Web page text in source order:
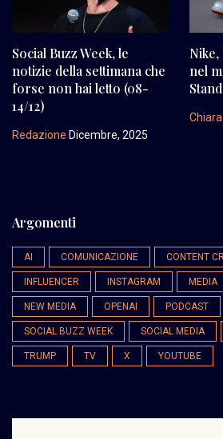
Social Buzz Week, le
notizie della settimana che
forse non hai letto (08-
14/12)
Redazione Dicembre, 2025
nel
Argomenti
AI COMUNICAZIONE CONTENT
INFLUENCER INSTAGRAM MEDIA
NEW MEDIA OPENAI PODCAST
SOCIAL BUZZ WEEK SOCIAL MEDIA
TRUMP TV X YOUTUBE